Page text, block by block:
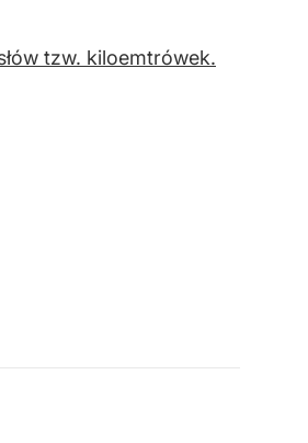
tzw. kiloemtrówek.